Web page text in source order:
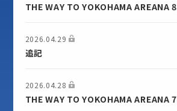
THE WAY TO YOKOHAMA AREANA 8
2026.04.29
追記
2026.04.28
THE WAY TO YOKOHAMA AREANA 7